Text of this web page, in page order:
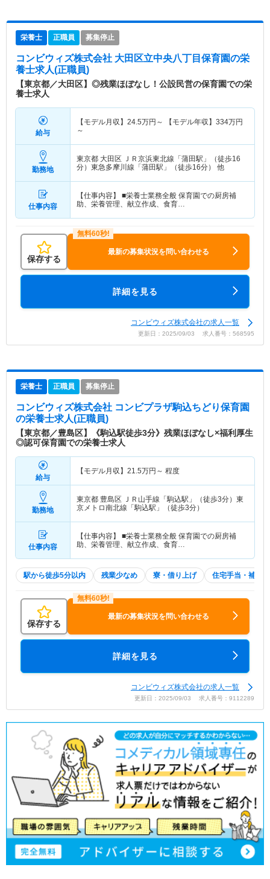
栄養士 正職員 募集停止
コンビウィズ株式会社 大田区立中央八丁目保育園の栄
養士求人(正職員)
【東京都／大田区】◎残業ほぼなし！公設民営の保育園での栄
養士求人
給与
【モデル月収】 24.5万円～ 【モデル年収】 334万円
～
勤務地
東京都 大田区
ＪＲ京浜東北線「蒲田駅」（徒歩16
分）東急多摩川線「蒲田駅」（徒歩16分） 他
仕事内容
【仕事内容】 ■栄養士業務全般 保育園での厨房補
助、栄養管理、献立作成、食育…
保存する
最新の募集状況を問い合わせる
詳細を見る
コンビウィズ株式会社の求人一覧
更新日：2025/09/03 求人番号：568595
栄養士 正職員 募集停止
コンビウィズ株式会社 コンビプラザ駒込ちどり保育園
の栄養士求人(正職員)
【東京都／豊島区】《駒込駅徒歩3分》残業ほぼなし×福利厚生
◎認可保育園での栄養士求人
給与
【モデル月収】 21.5万円～ 程度
勤務地
東京都 豊島区
ＪＲ山手線「駒込駅」（徒歩3分）東
京メトロ南北線「駒込駅」（徒歩3分）
仕事内容
【仕事内容】 ■栄養士業務全般 保育園での厨房補
助、栄養管理、献立作成、食育…
駅から徒歩5分以内 残業少なめ 寮・借り上げ 住宅手当・補助
保存する
最新の募集状況を問い合わせる
詳細を見る
コンビウィズ株式会社の求人一覧
更新日：2025/09/03 求人番号：9112289